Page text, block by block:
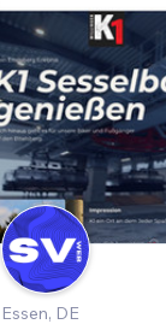
Essen, DE